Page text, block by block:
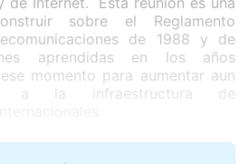
sobre el Reglamento
de 1988 y de
aprendidas en los años
momento para aumentar aun
a la infraestructura de
por hacer para disminuir los
y ampliar los beneficios de las